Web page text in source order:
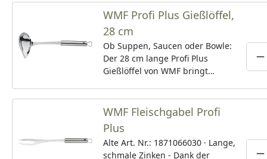
Gefertigt aus genauso
Cromargan®: Edelstahl Rostfrei
18/10. Für außergewöhnliche
Langlebigkeit und Hygiene.
Farbecht, pflegeleicht,
spülmaschinenfest,
geschmacksneutral und
säurebeständig. ·
Spülmaschinenfest - WMF
Bestecke sind mit viel Sorgfalt in
höchster Qualität gefertigt und
WMF Profi Plus Gießlöffel,
28 cm
Ob Suppen, Saucen oder Bowle:
Der 28 cm lange Profi Plus
Gießlöffel von WMF bringt
und Gläser. Seine speziell
geformte Schnaupe ermöglicht
dabei auch das ganz besonders
präzise Portionieren und
WMF Fleischgabel Profi
Plus
Alte Art. Nr.: 1871066030 · Lange,
schmale Zinken - Dank der